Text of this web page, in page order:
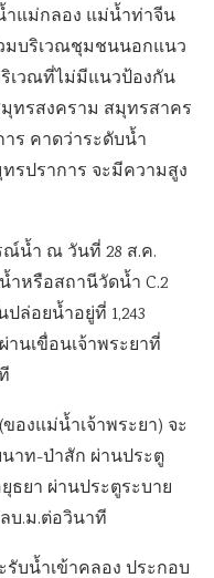
แม่กลอง แม่น้ำท่าจีน
มบริเวณชุมชนนอกแนว
เวณที่ไม่มีแนวป้องกัน
ทรสงคราม สมุทรสาคร
ร คาดว่าระดับน้ำ
รปราการ จะมีความสูง
น้ำ ณ วันที่ 28 ส.ค.
ำหรือสถานีวัดน้ำ C.2
ล่อยน้ำอยู่ที่ 1,243
นเขื่อนเจ้าพระยาที่
องแม่น้ำเจ้าพระยา) จะ
าท-ป่าสัก ผ่านประตู
ยา ผ่านประตูระบาย
บ.ม.ต่อวินาที
บน้ำเข้าคลอง ประกอบ